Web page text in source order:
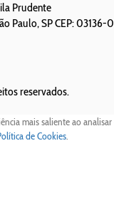
Prudente
Paulo,SPCEP: 03136-
reservados.
mais saliente ao
de Cookies.